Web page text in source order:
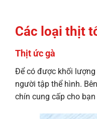
Các loại thịt
Thịt ức gà
Để có được khối
người tập thể hình.
chín cung cấp cho